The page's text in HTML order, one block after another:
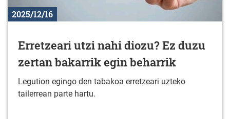
2025/12/16
Erretzeari utzi nahi diozu? Ez duzu
zertan bakarrik egin beharrik
Legution egingo den tabakoa erretzeari uzteko
tailerrean parte hartu.